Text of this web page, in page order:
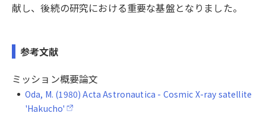
献し、後続の研究における重要な基盤となりました。
参考文献
ミッション概要論文
Oda, M. (1980) Acta Astronautica - Cosmic X-ray satellite
'Hakucho'